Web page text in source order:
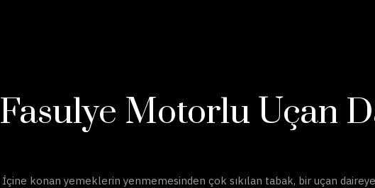
Fasulye Motorlu Uçan
İçine konan yemeklerin yenmemesinden çok sıkılan tabak, bir uçan